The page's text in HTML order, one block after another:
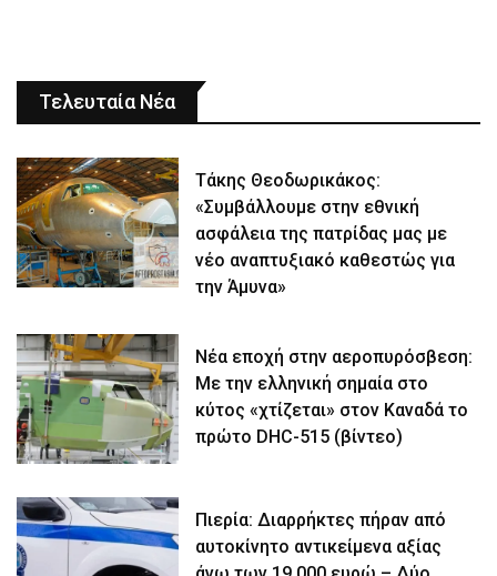
Τελευταία Νέα
Τάκης Θεοδωρικάκος:
«Συμβάλλουμε στην εθνική
ασφάλεια της πατρίδας μας με
νέο αναπτυξιακό καθεστώς για
την Άμυνα»
Νέα εποχή στην αεροπυρόσβεση:
Με την ελληνική σημαία στο
κύτος «χτίζεται» στον Καναδά το
πρώτο DHC-515 (βίντεο)
Πιερία: Διαρρήκτες πήραν από
αυτοκίνητο αντικείμενα αξίας